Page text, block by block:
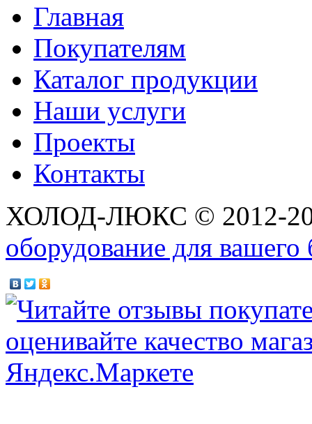
Главная
Покупателям
Каталог продукции
Наши услуги
Проекты
Контакты
ХОЛОД-ЛЮКС © 2012-
оборудование для вашего